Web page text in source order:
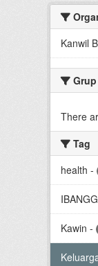
Kanwil
Grup
There
Tag
health -
Kawin -